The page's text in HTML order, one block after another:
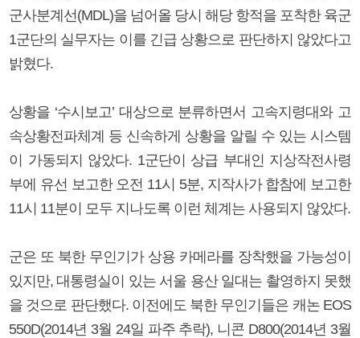
군사분계선(MDL)을 넘어올 당시 해당 항적을 포착한 육군
1군단의 실무자는 이를 긴급 상황으로 판단하지 않았다고
밝혔다.
상황을 ‘수시보고’ 대상으로 분류하면서 고속지령대와 고
속상황전파체계 등 신속하게 상황을 알릴 수 있는 시스템
이 가동되지 않았다. 1군단이 상급 부대인 지상작전사령
부에 유선 보고한 오전 11시 5분, 지작사가 합참에 보고한
11시 11분이 모두 지나도록 이런 체계는 사용되지 않았다.
군은 또 북한 무인기가 상용 카메라를 장착했을 가능성이
있지만, 대통령실이 있는 서울 용산 일대는 촬영하지 못했
을 것으로 판단했다. 이전에도 북한 무인기들은 캐논 EOS
550D(2014년 3월 24일 파주 추락), 니콘 D800(2014년 3월